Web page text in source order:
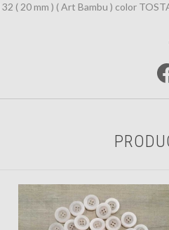
( 20 mm ) ( Art Bambu ) color